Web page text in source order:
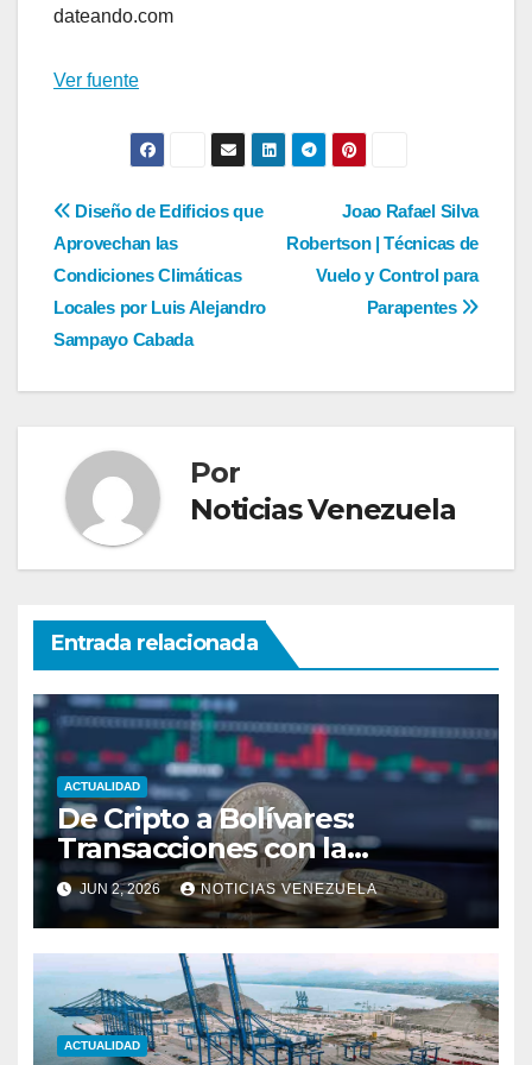
dateando.com
Ver fuente
Navegación
de
entradas
Joao Rafael Silva
Robertson | Técnicas de
Vuelo y Control para
Parapentes
Diseño de Edificios que
Aprovechan las
Condiciones Climáticas
Locales por Luis Alejandro
Sampayo Cabada
Por
Noticias Venezuela
Entrada relacionada
ACTUALIDAD
De Cripto a Bolívares:
Transacciones con la
Tecnología de
Bancaamigable
JUN 2, 2026 NOTICIAS VENEZUELA
ACTUALIDAD